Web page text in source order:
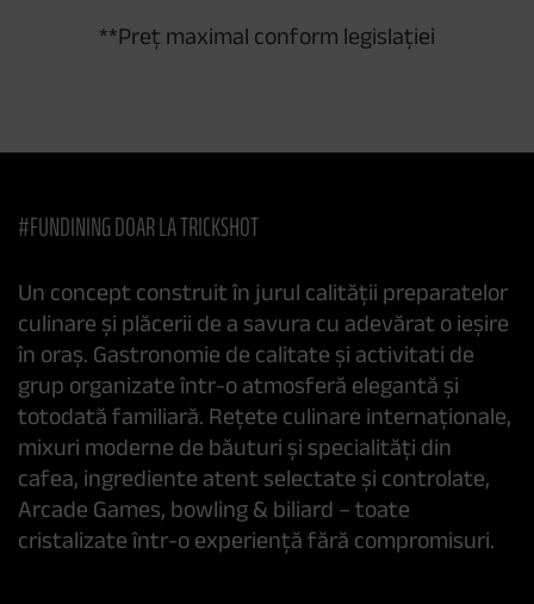
**Preț maximal conform legislației
#FUNDINING DOAR LA TRICKSHOT
Un concept construit în jurul calității preparatelor
culinare și plăcerii de a savura cu adevărat o ieșire
în oraș. Gastronomie de calitate și activitati de
grup organizate într-o atmosferă elegantă și
totodată familiară. Rețete culinare internaționale,
mixuri moderne de băuturi și specialități din
cafea, ingrediente atent selectate și controlate,
Arcade Games, bowling & biliard – toate
cristalizate într-o experiență fără compromisuri.